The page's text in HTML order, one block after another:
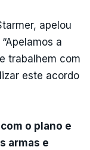
apelou
a
trabalhem com
este acordo
o plano e
armas e